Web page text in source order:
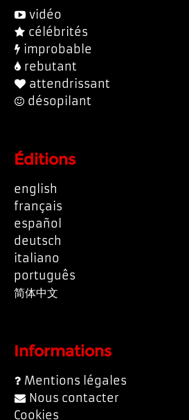
vidéo
célébrités
improbable
rebutant
attendrissant
désopilant
Éditions
english
français
español
deutsch
italiano
português
简体中文
Informations
Mentions légales
Nous contacter
Cookies